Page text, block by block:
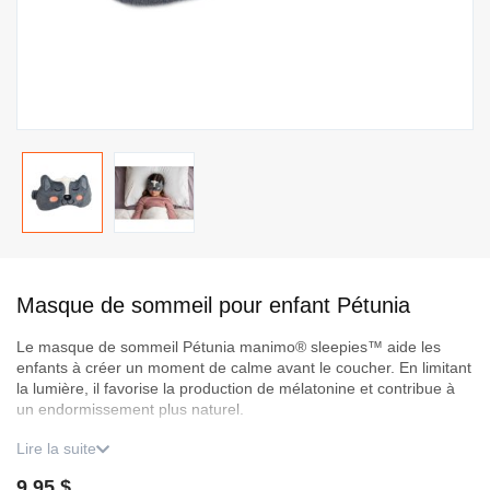
début
la
Galerie
d’images
Masque de sommeil pour enfant Pétunia
Le masque de sommeil Pétunia manimo® sleepies™ aide les
enfants à créer un moment de calme avant le coucher. En limitant
la lumière, il favorise la production de mélatonine et contribue à
un endormissement plus naturel.
Sa conception douce et légère, combinée à une sangle élastique
Lire la suite